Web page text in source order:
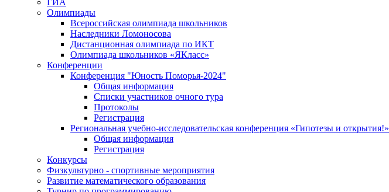
Олимпиады
Всероссийская олимпиада школьников
Наследники Ломоносова
Дистанционная олимпиада по ИКТ
Олимпиада школьников «ЯКласс»
Конференции
Конференция "Юность Поморья-2024"
Общая информация
Списки участников очного тура
Протоколы
Регистрация
Региональная учебно-исследовательская конференция «Гипотезы и открытия!»
Общая информация
Регистрация
Конкурсы
Физкультурно - спортивные мероприятия
Развитие математического образования